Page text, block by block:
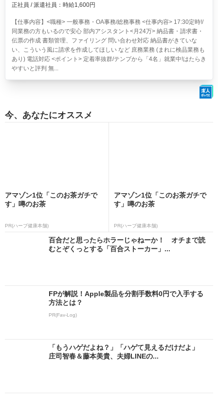
正社員 / 派遣社員：時給1,600円
【仕事内容】<職種> 一般事務・OA事務/総務事務 <仕事内容> 17:30定時!/
同業務の方もいるので安心 部内アシスタント<月24万> 納品書・請求書・
伝票の作成 書類管理、ファイリング 問い合わせ対応 納品書がきていな
い、こういう風に請求を作成してほしい など 庶務業務 (まれに検品業務も
あり) 電話対応 <ポイント> 定着率抜群/テンプから「4名」就業中!はたらき
やすいと評判 無...
今、あなたにオススメ
アマゾン1位「このお茶ガチで
す」噂のお茶
PR(ハーブ健康本舗)
アマゾン1位「このお茶ガチで
す」噂のお茶
PR(ハーブ健康本舗)
百合だと思ったらホラーじゃねーか！ オチまで読
むとぞくっとする「百合ストーカー」...
FPが解説！Apple製品を分割手数料0円で入手する
方法とは？
PR(Fav-Log)
「もうハゲだよね？」「ハゲて見えるだけだよ」
庄司智春＆藤本美貴、夫婦LINEの...